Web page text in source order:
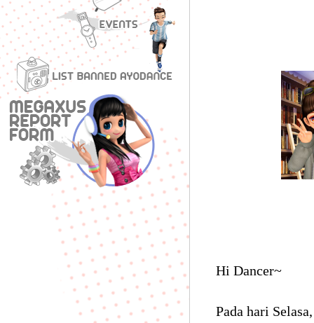
Hi Dancer~
Pada hari